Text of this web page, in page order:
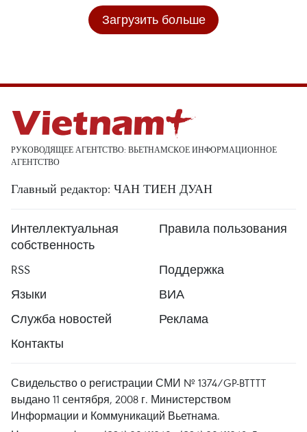
Загрузить больше
РУКОВОДЯЩЕЕ АГЕНТСТВО: ВЬЕТНАМСКОЕ ИНФОРМАЦИОННОЕ
АГЕНТСТВО
Главный редактор: ЧАН ТИЕН ДУАН
Интеллектуальная
собственность
Правила пользования
RSS
Поддержка
Языки
ВИА
Служба новостей
Реклама
Контакты
Свидельство о регистрации СМИ № 1374/GP-BTTTT
выдано 11 сентября, 2008 г. Министерством
Информации и Коммуникаций Вьетнама.